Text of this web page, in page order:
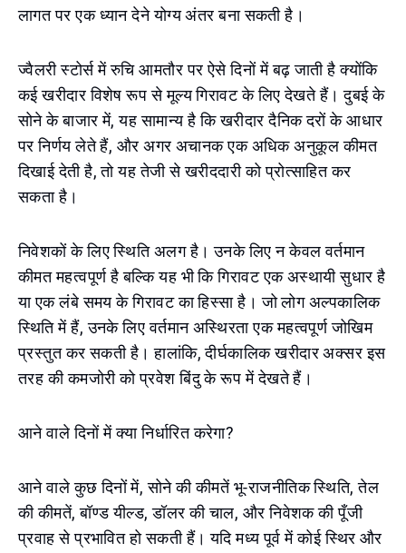
लागत पर एक ध्यान देने योग्य अंतर बना सकती है।
ज्वैलरी स्टोर्स में रुचि आमतौर पर ऐसे दिनों में बढ़ जाती है क्योंकि
कई खरीदार विशेष रूप से मूल्य गिरावट के लिए देखते हैं। दुबई के
सोने के बाजार में, यह सामान्य है कि खरीदार दैनिक दरों के आधार
पर निर्णय लेते हैं, और अगर अचानक एक अधिक अनुकूल कीमत
दिखाई देती है, तो यह तेजी से खरीददारी को प्रोत्साहित कर
सकता है।
निवेशकों के लिए स्थिति अलग है। उनके लिए न केवल वर्तमान
कीमत महत्वपूर्ण है बल्कि यह भी कि गिरावट एक अस्थायी सुधार है
या एक लंबे समय के गिरावट का हिस्सा है। जो लोग अल्पकालिक
स्थिति में हैं, उनके लिए वर्तमान अस्थिरता एक महत्वपूर्ण जोखिम
प्रस्तुत कर सकती है। हालांकि, दीर्घकालिक खरीदार अक्सर इस
तरह की कमजोरी को प्रवेश बिंदु के रूप में देखते हैं।
आने वाले दिनों में क्या निर्धारित करेगा?
आने वाले कुछ दिनों में, सोने की कीमतें भू-राजनीतिक स्थिति, तेल
की कीमतें, बॉण्ड यील्ड, डॉलर की चाल, और निवेशक की पूँजी
प्रवाह से प्रभावित हो सकती हैं। यदि मध्य पूर्व में कोई स्थिर और